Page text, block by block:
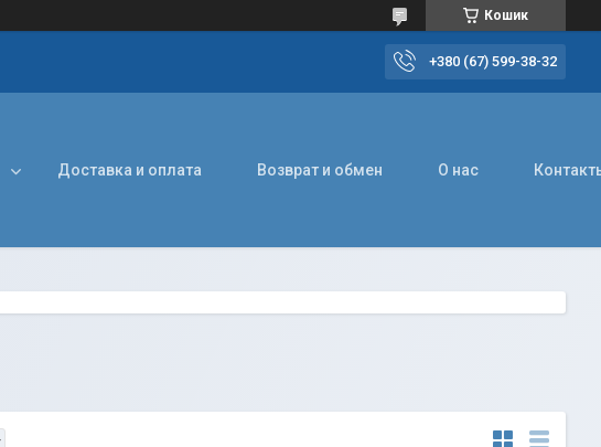
Кошик
+380 (67) 599-38-32
Доставка и оплата Возврат и обмен О нас